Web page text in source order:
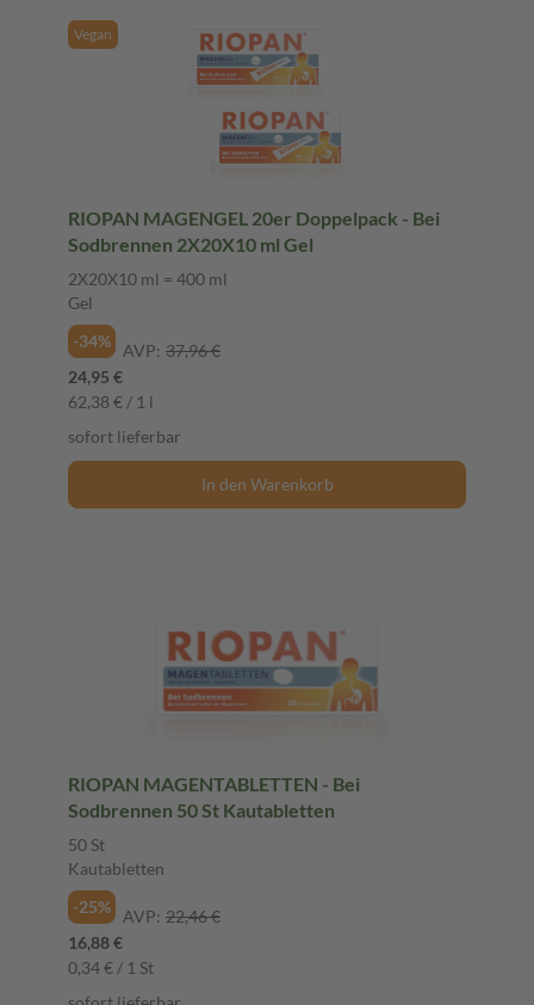
Vegan
RIOPAN MAGENGEL 20er Doppelpack - Bei
Sodbrennen 2X20X10 ml Gel
2X20X10 ml = 400 ml
Gel
-34%
AVP: 37,96 €
24,95 €
62,38 € / 1 l
sofort lieferbar
In den Warenkorb
RIOPAN MAGENTABLETTEN - Bei
Sodbrennen 50 St Kautabletten
50 St
Kautabletten
-25%
AVP: 22,46 €
16,88 €
0,34 € / 1 St